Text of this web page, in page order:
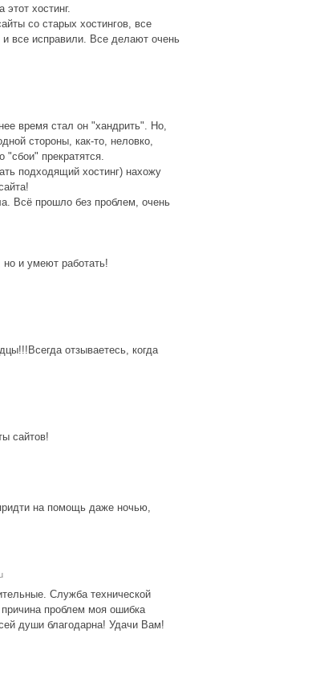
хостинг.
со старых хостингов, все
все исправили. Все делают очень
время стал он "хандрить". Но,
стороны, как-то, неловко,
прекратятся.
подходящий хостинг) нахожу
Всё прошло без проблем, очень
и умеют работать!
отзываетесь, когда
сайтов!
на помощь даже ночью,
Служба технической
проблем моя ошибка
души благодарна! Удачи Вам!